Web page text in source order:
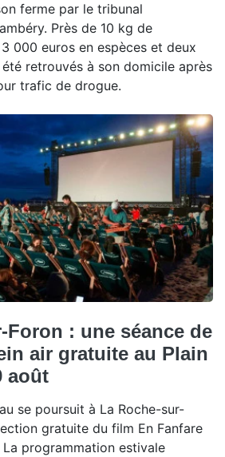
ferme par le tribunal
Près de 10 kg de
000 euros en espèces et deux
retrouvés à son domicile après
trafic de drogue.
Foron : une séance de
air gratuite au Plain
août
se poursuit à La Roche-sur-
gratuite du film En Fanfare
programmation estivale